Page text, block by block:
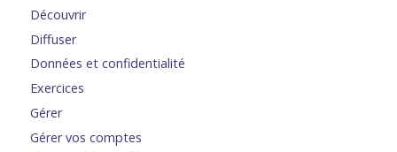
Découvrir
Diffuser
Données et confidentialité
Exercices
Gérer
Gérer vos comptes